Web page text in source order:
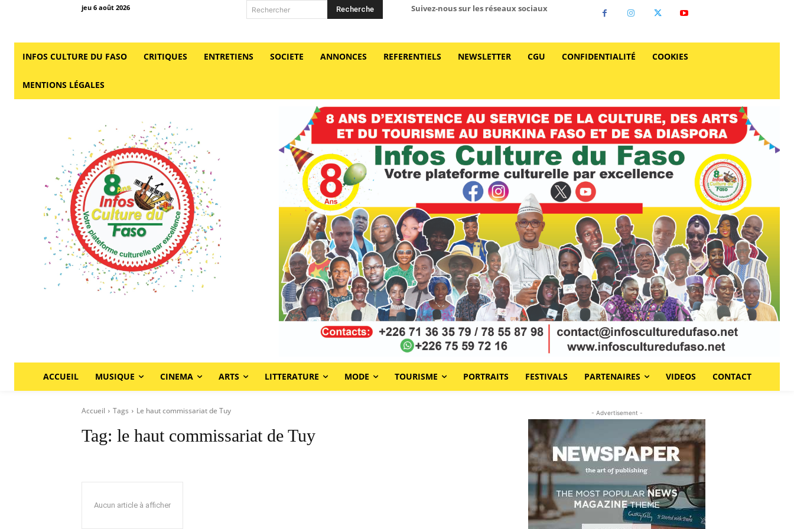
jeu 6 août 2026 Rechercher Recherche Suivez-nous sur les réseaux sociaux
INFOS CULTURE DU FASO CRITIQUES ENTRETIENS SOCIETE ANNONCES REFERENTIELS NEWSLETTER CGU CONFIDENTIALITÉ COOKIES
MENTIONS LÉGALES
ACCUEIL MUSIQUE CINEMA ARTS LITTERATURE MODE TOURISME PORTRAITS FESTIVALS PARTENAIRES VIDEOS CONTACT
Accueil Tags Le haut commissariat de Tuy
Tag: le haut commissariat de Tuy
Aucun article à afficher
- Advertisement -